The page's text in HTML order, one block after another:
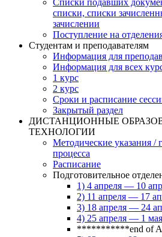
Списки подавших
списки, списки
зачислении
Поступление на
Студентам и преподавателям
Информация для
Информация для всех
1 курс
2 курс
Сроки и расписание
Закрытый раздел
ДИСТАНЦИОННЫЕ
ТЕХНОЛОГИИ
Методические указания /
процесса
Расписание
Подготовительное
1) 4 апреля — 10
2) 11 апреля — 17
3) 18 апреля — 24
4) 25 апреля — 1 мая
***********end of